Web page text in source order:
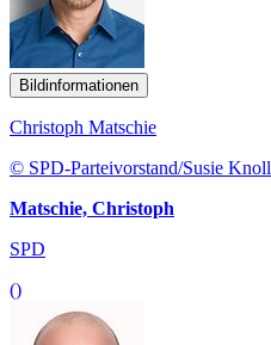
Bildinformationen
Christoph Matschie
© SPD-Parteivorstand/Susie Knoll
Matschie, Christoph
SPD
()